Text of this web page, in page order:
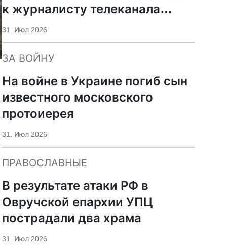
к журналисту телеканала
«Царьград»
31. Июл 2026
ЗА ВОЙНУ
На войне в Украине погиб сын
известного московского
протоиерея
31. Июл 2026
ПРАВОСЛАВНЫЕ
В результате атаки РФ в
Овручской епархии УПЦ
пострадали два храма
31. Июл 2026